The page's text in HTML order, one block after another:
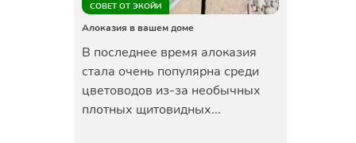
СОВЕТ ОТ ЭКОЙИ
Алоказия в вашем доме
В последнее время алоказия
стала очень популярна среди
цветоводов из-за необычных
плотных щитовидных...